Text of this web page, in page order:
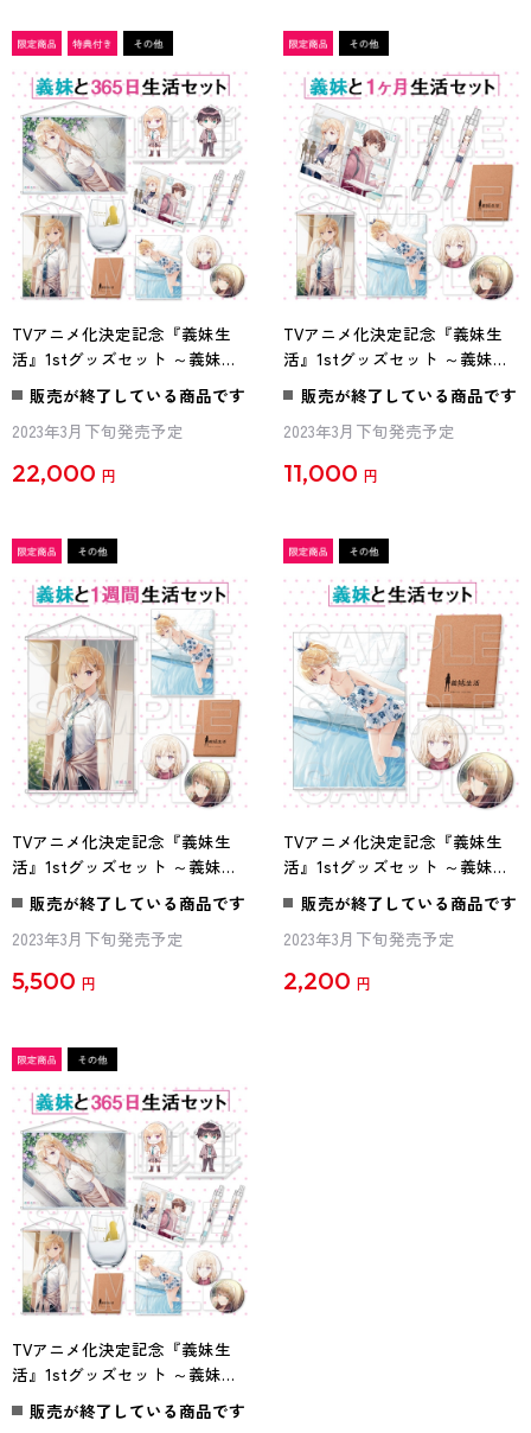
TVアニメ化決定記念『義妹生
活』1stグッズセット ～義妹と
365日生活セット～ 著者＆イ
ラストレーター直筆サイン入り
ミニ色紙セット付き
販売が終了している商品です
2023年3月下旬発売予定
22,000 円
TVアニメ化決定記念『義妹生
活』1stグッズセット ～義妹と1
ヶ月生活セット～
販売が終了している商品です
2023年3月下旬発売予定
11,000 円
TVアニメ化決定記念『義妹生
活』1stグッズセット ～義妹と1
週間生活セット～
販売が終了している商品です
2023年3月下旬発売予定
5,500 円
TVアニメ化決定記念『義妹生
活』1stグッズセット ～義妹と
生活セット～
販売が終了している商品です
2023年3月下旬発売予定
2,200 円
TVアニメ化決定記念『義妹生
活』1stグッズセット ～義妹と
365日生活セット～
販売が終了している商品です